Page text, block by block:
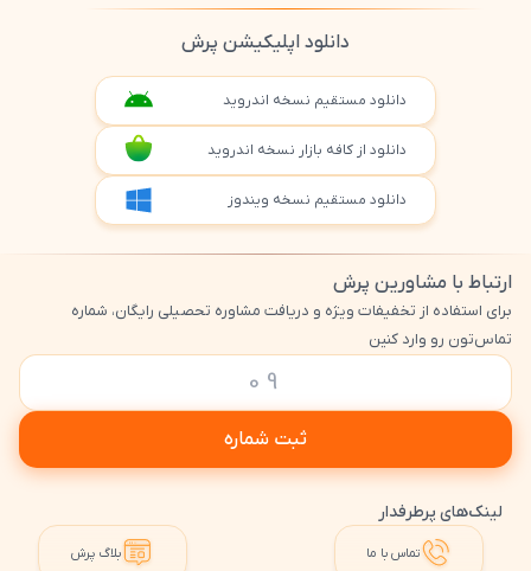
دانلود اپلیکیشن پرش
دانلود مستقیم نسخه اندروید
دانلود از کافه بازار نسخه اندروید
دانلود مستقیم نسخه ویندوز
ارتباط با مشاورین پرش
برای استفاده از تخفیفات ویژه و دریافت مشاوره تحصیلی رایگان، شماره
تماس‌تون رو وارد کنین
ثبت شماره
لینک‌های پرطرفدار
تماس با ما بلاگ پرش